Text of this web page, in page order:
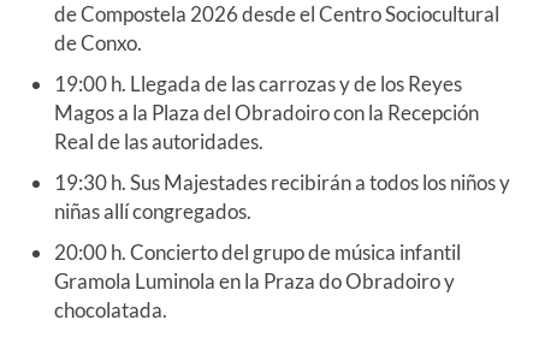
de Compostela 2026 desde el Centro Sociocultural
de Conxo.
19:00 h. Llegada de las carrozas y de los Reyes
Magos a la Plaza del Obradoiro con la Recepción
Real de las autoridades.
19:30 h.Sus Majestades recibirán a todos los niños y
niñas allí congregados.
20:00 h. Concierto del grupo de música infantil
Gramola Luminola en la Praza do Obradoiro y
chocolatada.